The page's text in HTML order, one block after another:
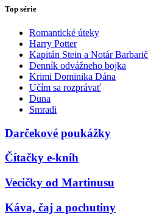
Top série
Romantické úteky
Harry Potter
Kapitán Stein a Notár Barbarič
Denník odvážneho bojka
Krimi Dominika Dána
Učím sa rozprávať
Duna
Smradi
Darčekové poukážky
Čítačky e-kníh
Vecičky od Martinusu
Káva, čaj a pochutiny